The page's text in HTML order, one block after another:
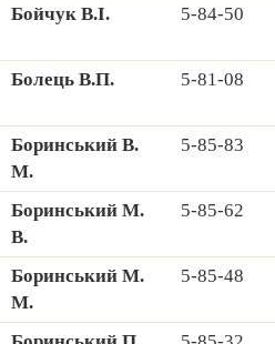
Бойчук В.І.
5-84-50
Болець В.П.
5-81-08
Боринський В.
М.
5-85-83
Боринський М.
В.
5-85-62
Боринський М.
М.
5-85-48